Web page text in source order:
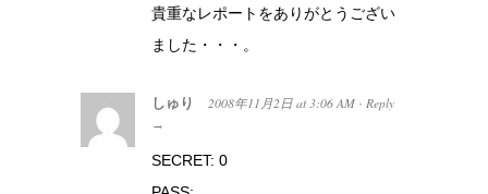
貴重なレポートをありがとうござい
ました・・・。
しゅり 2008年11月2日 at 3:06 AM · Reply
→
SECRET: 0